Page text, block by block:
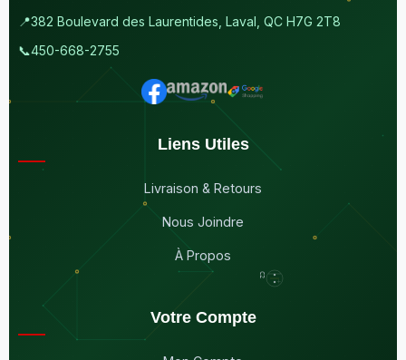
📍382 Boulevard des Laurentides, Laval, QC H7G 2T8
📞450-668-2755
Liens Utiles
Livraison & Retours
Nous Joindre
À Propos
Votre Compte